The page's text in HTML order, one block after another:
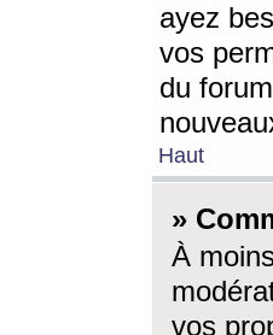
ayez
vos
du
Haut
»
À
vos